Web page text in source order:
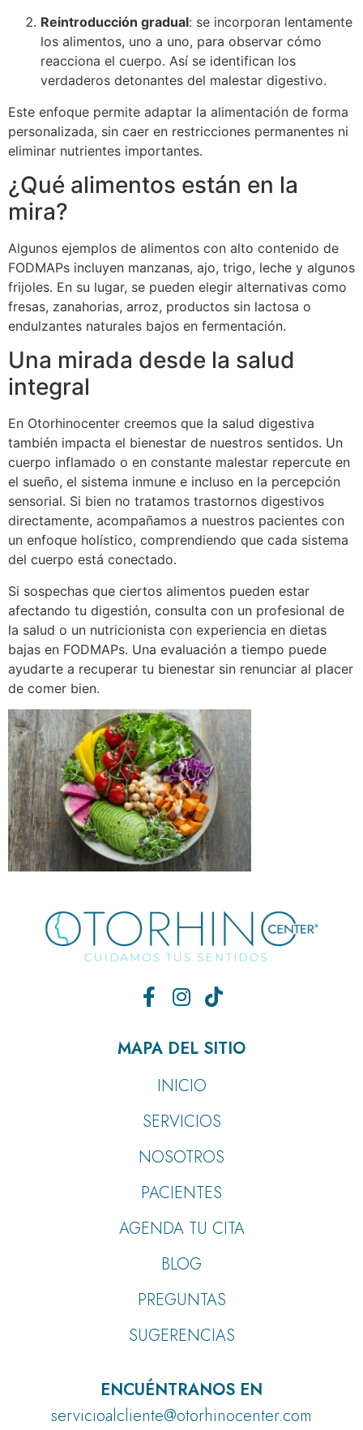
Reintroducción gradual: se incorporan lentamente
los alimentos, uno a uno, para observar cómo
reacciona el cuerpo. Así se identifican los
verdaderos detonantes del malestar digestivo.
Este enfoque permite adaptar la alimentación de forma
personalizada, sin caer en restricciones permanentes ni
eliminar nutrientes importantes.
¿Qué alimentos están en la
mira?
Algunos ejemplos de alimentos con alto contenido de
FODMAPs incluyen manzanas, ajo, trigo, leche y algunos
frijoles. En su lugar, se pueden elegir alternativas como
fresas, zanahorias, arroz, productos sin lactosa o
endulzantes naturales bajos en fermentación.
Una mirada desde la salud
integral
En Otorhinocenter creemos que la salud digestiva
también impacta el bienestar de nuestros sentidos. Un
cuerpo inflamado o en constante malestar repercute en
el sueño, el sistema inmune e incluso en la percepción
sensorial. Si bien no tratamos trastornos digestivos
directamente, acompañamos a nuestros pacientes con
un enfoque holístico, comprendiendo que cada sistema
del cuerpo está conectado.
Si sospechas que ciertos alimentos pueden estar
afectando tu digestión, consulta con un profesional de
la salud o un nutricionista con experiencia en dietas
bajas en FODMAPs. Una evaluación a tiempo puede
ayudarte a recuperar tu bienestar sin renunciar al placer
de comer bien.
MAPA DEL SITIO
INICIO
SERVICIOS
NOSOTROS
PACIENTES
AGENDA TU CITA
BLOG
PREGUNTAS
SUGERENCIAS
ENCUÉNTRANOS EN
servicioalcliente@otorhinocenter.com